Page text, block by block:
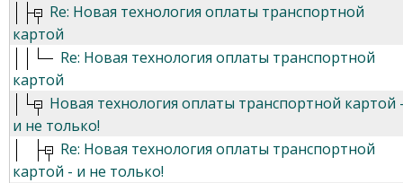
Re: Новая технология оплаты транспортной
картой
Re: Новая технология оплаты транспортной
картой
Новая технология оплаты транспортной картой
и не только!
Re: Новая технология оплаты транспортной
картой - и не только!